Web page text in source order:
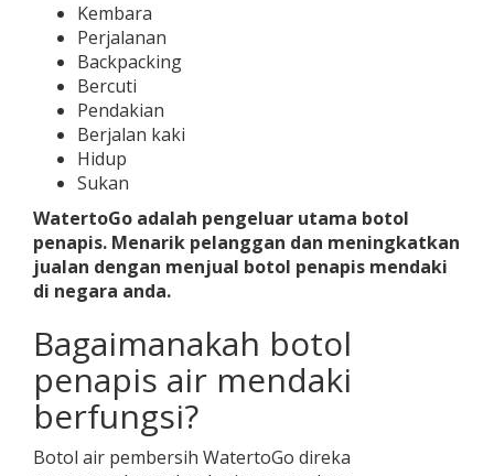
Kembara
Perjalanan
Backpacking
Bercuti
Pendakian
Berjalan kaki
Hidup
Sukan
WatertoGo adalah pengeluar utama botol
penapis. Menarik pelanggan dan meningkatkan
jualan dengan menjual botol penapis mendaki
di negara anda.
Bagaimanakah botol
penapis air mendaki
berfungsi?
Botol air pembersih WatertoGo direka